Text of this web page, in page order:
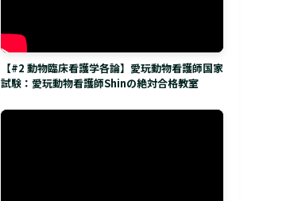
【#2 動物臨床看護学各論】愛玩動物看護師国家
試験：愛玩動物看護師Shinの絶対合格教室